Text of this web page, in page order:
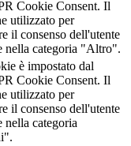
Cookie Consent. Il
utilizzato per
il consenso dell'utente
nella categoria "Altro".
è impostato dal
Cookie Consent. Il
utilizzato per
il consenso dell'utente
nella categoria